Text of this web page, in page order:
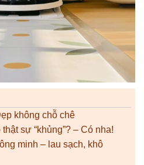
không chỗ chê
sự “khủng”? – Có nha!
minh – lau sạch, khô